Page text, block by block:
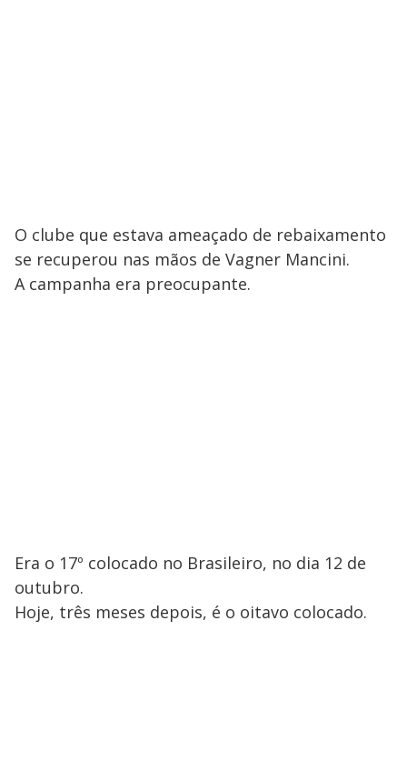
O clube que estava ameaçado de rebaixamento
se recuperou nas mãos de Vagner Mancini.
A campanha era preocupante.
Era o 17º colocado no Brasileiro, no dia 12 de
outubro.
Hoje, três meses depois, é o oitavo colocado.